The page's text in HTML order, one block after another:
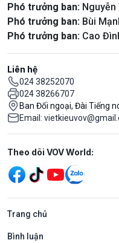
Phó trưởng ban: Nguyễn
Phó trưởng ban: Bùi
Phó trưởng ban: Cao
Liên hệ
024 38252070
024 38266707
Ban Đối ngoại, Đài Tiếng
Email:
Mạng xã hội
Theo dõi VOV World:
Trang chủ
Bình luận